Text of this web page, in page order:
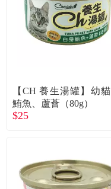
優惠活動
合作提案
【CH 養生湯罐】幼貓
鮪魚、蘆薈（80g）
$25